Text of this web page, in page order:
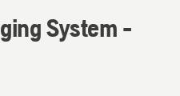
System -